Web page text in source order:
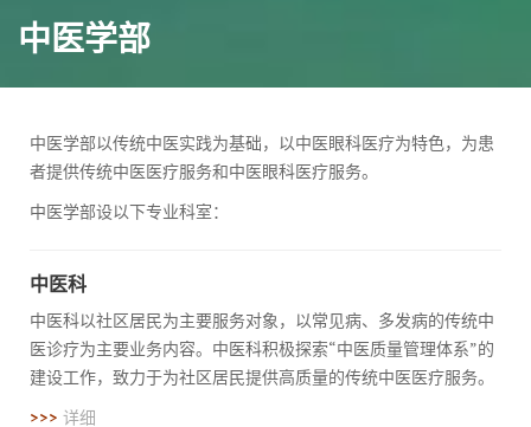
e
中医学部
中医学部以传统中医实践为基础，以中医眼科医疗为特色，为患
者提供传统中医医疗服务和中医眼科医疗服务。
中医学部设以下专业科室：
中医科
中医科以社区居民为主要服务对象，以常见病、多发病的传统中
医诊疗为主要业务内容。中医科积极探索“中医质量管理体系”的
建设工作，致力于为社区居民提供高质量的传统中医医疗服务。
>>> 详细